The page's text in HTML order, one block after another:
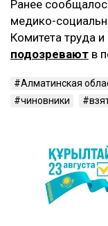
Ранее
медико-
Комитета труда
подозревают в
Алматинская
чиновники